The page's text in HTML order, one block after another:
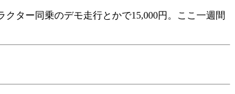
ター同乗のデモ走行とかで15,000円。ここ一週間